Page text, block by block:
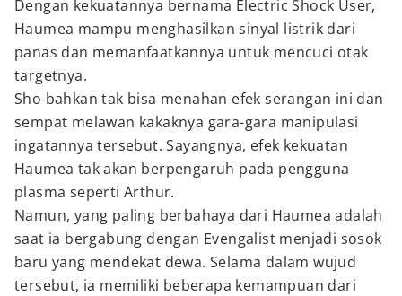
Dengan kekuatannya bernama Electric Shock User,
Haumea mampu menghasilkan sinyal listrik dari
panas dan memanfaatkannya untuk mencuci otak
targetnya.
Sho bahkan tak bisa menahan efek serangan ini dan
sempat melawan kakaknya gara-gara manipulasi
ingatannya tersebut. Sayangnya, efek kekuatan
Haumea tak akan berpengaruh pada pengguna
plasma seperti Arthur.
Namun, yang paling berbahaya dari Haumea adalah
saat ia bergabung dengan Evengalist menjadi sosok
baru yang mendekat dewa. Selama dalam wujud
tersebut, ia memiliki beberapa kemampuan dari